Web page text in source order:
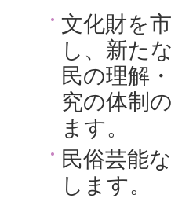
文化財を
し、新た
民の理解
究の体制
ます。
民俗芸能
します。